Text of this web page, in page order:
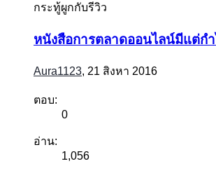
กระทู้ผูกกับรีวิว
หนังสือการตลาดออนไลน์มีแต่ก
Aura1123, 21 สิงหา 2016
ตอบ:
0
อ่าน:
1,056